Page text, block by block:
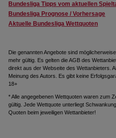
Bundesliga Tipps vom aktuellen
Bundesliga Prognose / Vorhersage
Aktuelle Bundesliga Wettquoten
Die genannten Angebote sind
mehr gültig. Es gelten die AGB des
direkt aus der Webseite des Wettanbieters.
Meinung des Autors. Es gibt keine
18+
* Alle angegebenen Wettquoten waren zum
gültig. Jede Wettquote unterliegt
Quoten beim jeweiligen Wettanbieter!